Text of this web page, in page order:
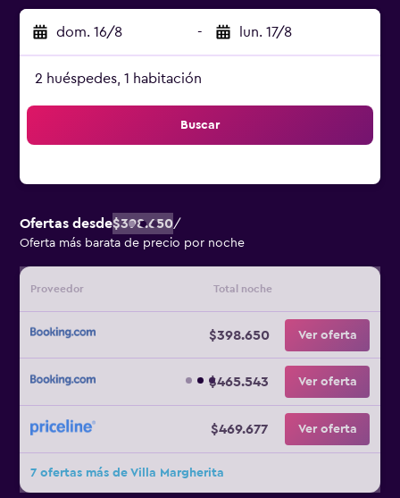
dom. 16/8 - lun. 17/8
2 huéspedes, 1 habitación
Buscar
Ofertas desde$398.650/
Oferta más barata de precio por noche
Proveedor Total noche
$398.650 Ver oferta
$465.543 Ver oferta
$469.677 Ver oferta
7 ofertas más de Villa Margherita